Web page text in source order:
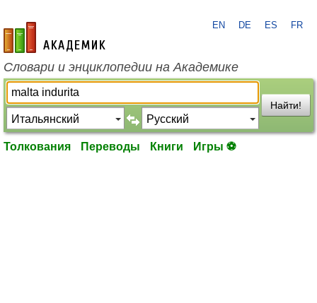
academic.ru
EN DE ES FR
Словари и энциклопедии на Академике
Найти!
Толкования Переводы Книги Игры ⚽